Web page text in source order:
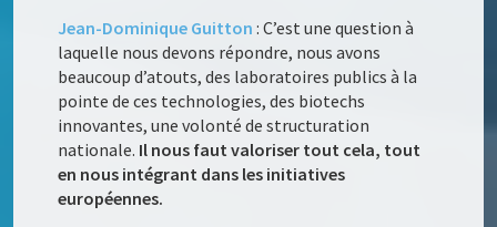
Jean-Dominique Guitton : C’est une question à
laquelle nous devons répondre, nous avons
beaucoup d’atouts, des laboratoires publics à la
pointe de ces technologies, des biotechs
innovantes, une volonté de structuration
nationale. Il nous faut valoriser tout cela, tout
en nous intégrant dans les initiatives
européennes.